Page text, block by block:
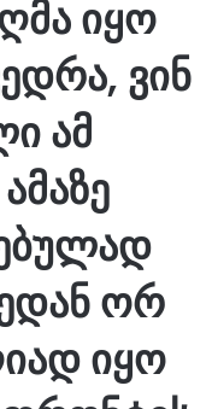
იყო
ვინ
ამ
ორ
იყო